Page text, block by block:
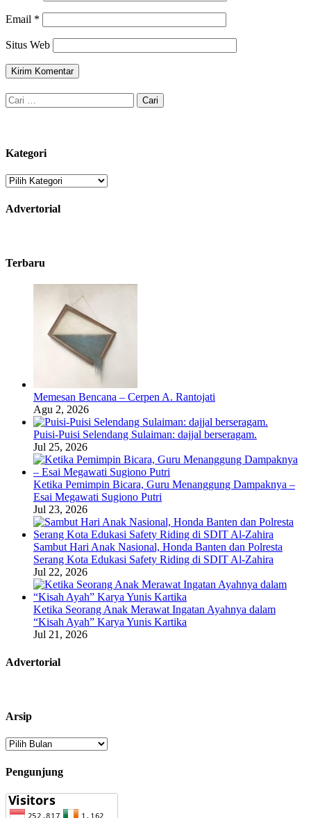
Email *
Situs Web
Cari
untuk:
Kategori
Kategori
Advertorial
Terbaru
Memesan Bencana – Cerpen A. Rantojati
Agu 2, 2026
Puisi-Puisi Selendang Sulaiman: dajjal berseragam.
Jul 25, 2026
Ketika Pemimpin Bicara, Guru Menanggung Dampaknya –
Esai Megawati Sugiono Putri
Jul 23, 2026
Sambut Hari Anak Nasional, Honda Banten dan Polresta
Serang Kota Edukasi Safety Riding di SDIT Al-Zahira
Jul 22, 2026
Ketika Seorang Anak Merawat Ingatan Ayahnya dalam
“Kisah Ayah” Karya Yunis Kartika
Jul 21, 2026
Advertorial
Arsip
Arsip
Pengunjung